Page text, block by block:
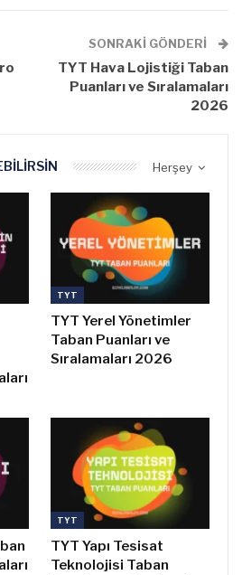
SONRAKI GÖNDERI
TYT Hava Lojistiği Taban
Puanları ve Sıralamaları
2026
Herşey
TYT
TYT Yerel Yönetimler
Taban Puanları ve
Sıralamaları 2026
TYT
TYT Yapı Tesisat
Teknolojisi Taban